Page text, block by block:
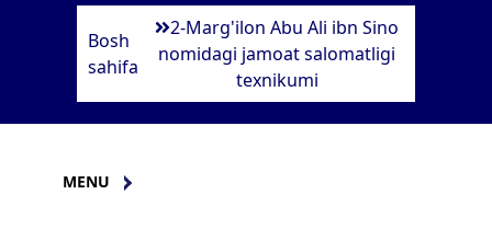
Bosh
sahifa
2-Marg'ilon Abu Ali ibn Sino
nomidagi jamoat salomatligi
texnikumi
MENU